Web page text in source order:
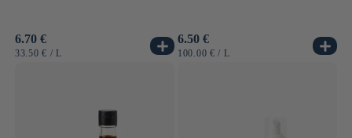
Normale
prijs
6.70 €
EENHEIDSPRIJS
33.50 € / PER
L
Normale
prijs
6.50 €
EENHEIDSPRIJS
100.00 € / PER
L